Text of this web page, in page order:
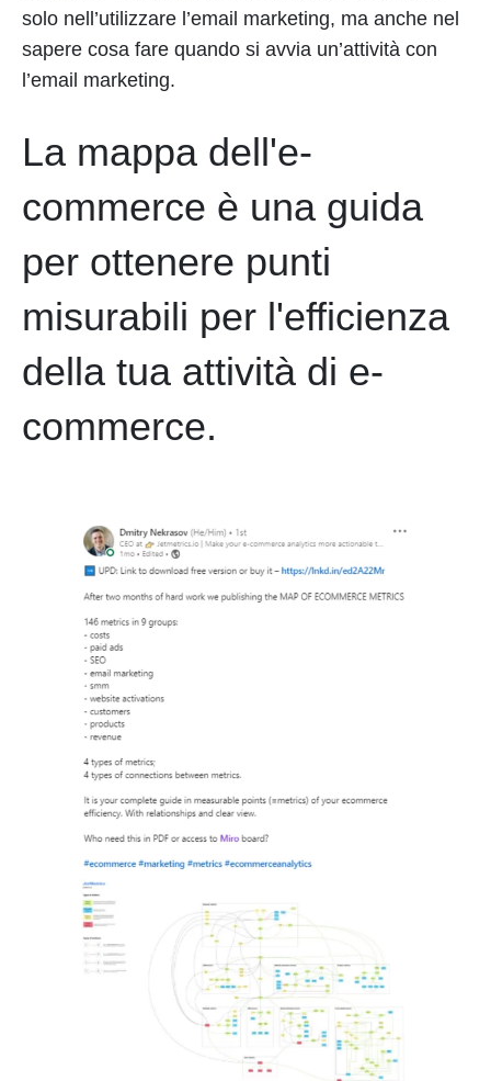
solo nell’utilizzare l’email marketing, ma anche nel
sapere cosa fare quando si avvia un’attività con
l’email marketing.
La mappa dell'e-
commerce è una guida
per ottenere punti
misurabili per l'efficienza
della tua attività di e-
commerce.